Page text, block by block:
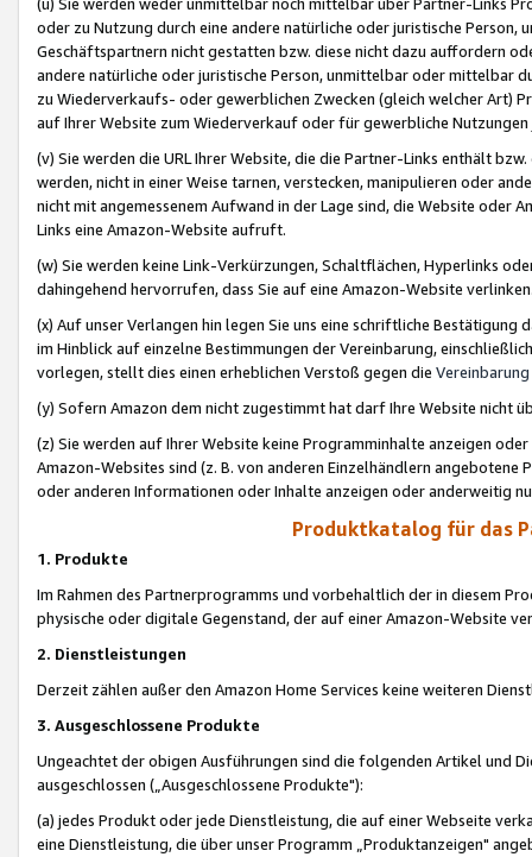
oder zu Nutzung durch eine andere natürliche oder juristische
Geschäftspartnern nicht gestatten bzw. diese nicht dazu auffordern
andere natürliche oder juristische Person, unmittelbar oder mittelbar
zu Wiederverkaufs- oder gewerblichen Zwecken (gleich welcher Art)
auf Ihrer Website zum Wiederverkauf oder für gewerbliche
(v) Sie werden die URL Ihrer Website, die die Partner-Links enthält
werden, nicht in einer Weise tarnen, verstecken, manipulieren oder
nicht mit angemessenem Aufwand in der Lage sind, die Website oder
Links eine Amazon-Website aufruft.
(w) Sie werden keine Link-Verkürzungen, Schaltflächen, Hyperlinks
dahingehend hervorrufen, dass Sie auf eine Amazon-Website
(x) Auf unser Verlangen hin legen Sie uns eine schriftliche
im Hinblick auf einzelne Bestimmungen der Vereinbarung,
vorlegen, stellt dies einen erheblichen Verstoß gegen die Vereinbarung
(y) Sofern Amazon dem nicht zugestimmt hat darf Ihre Website nicht
(z) Sie werden auf Ihrer Website keine Programminhalte anzeigen
Amazon-Websites sind (z. B. von anderen Einzelhändlern
oder anderen Informationen oder Inhalte anzeigen oder anderweitig
Produktkatalog für das
1. Produkte
Im Rahmen des Partnerprogramms und vorbehaltlich der in diesem
physische oder digitale Gegenstand, der auf einer Amazon-Website
2. Dienstleistungen
Derzeit zählen außer den Amazon Home Services keine weiteren
3. Ausgeschlossene Produkte
Ungeachtet der obigen Ausführungen sind die folgenden Artikel und
ausgeschlossen („Ausgeschlossene Produkte"):
(a) jedes Produkt oder jede Dienstleistung, die auf einer Webseite
eine Dienstleistung, die über unser Programm „Produktanzeigen"